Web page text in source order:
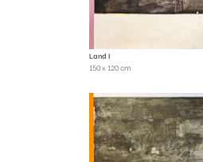
Land I
150 x 120 cm